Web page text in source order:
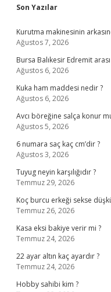
Sidebar
Son Yazılar
Kurutma makinesinin
Ağustos 7, 2026
Bursa Balıkesir Edremit
Ağustos 6, 2026
Kuka ham maddesi nedir ?
Ağustos 6, 2026
Avcı böreğine salça konur
Ağustos 5, 2026
6 numara saç kaç cm’dir ?
Ağustos 3, 2026
Tuyug neyin karşılığıdır ?
Temmuz 29, 2026
Koç burcu erkeği sekse
Temmuz 26, 2026
Kasa eksi bakiye verir mi ?
Temmuz 24, 2026
22 ayar altın kaç ayardır ?
Temmuz 24, 2026
Hobby sahibi kim ?